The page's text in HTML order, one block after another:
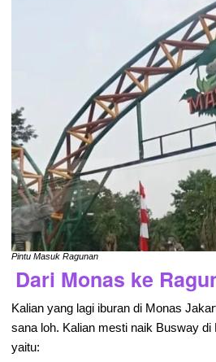
Pintu Masuk Ragunan
Dari Monas ke
Kalian yang lagi iburan di Monas
sana loh. Kalian mesti naik Busway
yaitu: